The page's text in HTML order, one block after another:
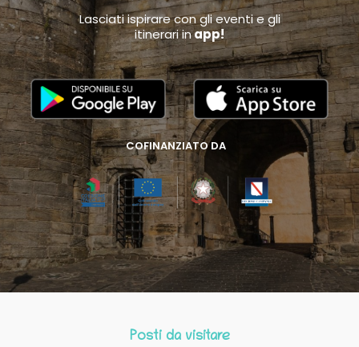
Lasciati ispirare con gli eventi e gli
itinerari inapp!
COFINANZIATO DA
Posti da visitare